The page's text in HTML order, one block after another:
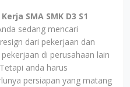
SMA SMK D3 S1
sedang mencari
dari pekerjaan dan
di perusahaan lain
anda harus
persiapan yang matang